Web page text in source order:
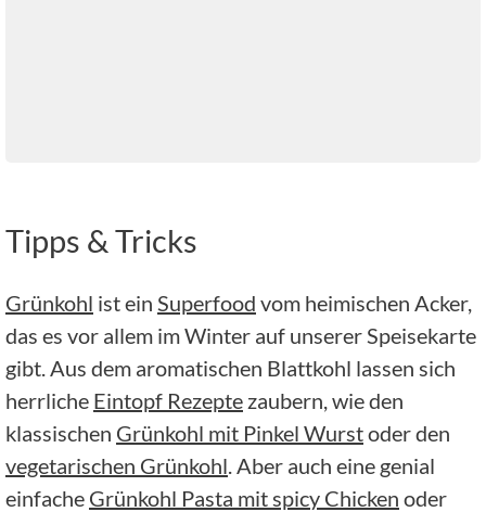
Tipps & Tricks
Grünkohl ist ein Superfood vom heimischen Acker,
das es vor allem im Winter auf unserer Speisekarte
gibt. Aus dem aromatischen Blattkohl lassen sich
herrliche Eintopf Rezepte zaubern, wie den
klassischen Grünkohl mit Pinkel Wurstoder den
vegetarischen Grünkohl . Aber auch eine genial
einfache Grünkohl Pasta mit spicy Chicken oder